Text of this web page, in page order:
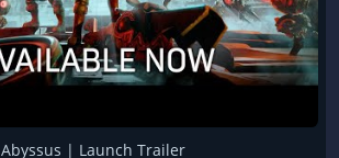
Abyssus | Launch Trailer